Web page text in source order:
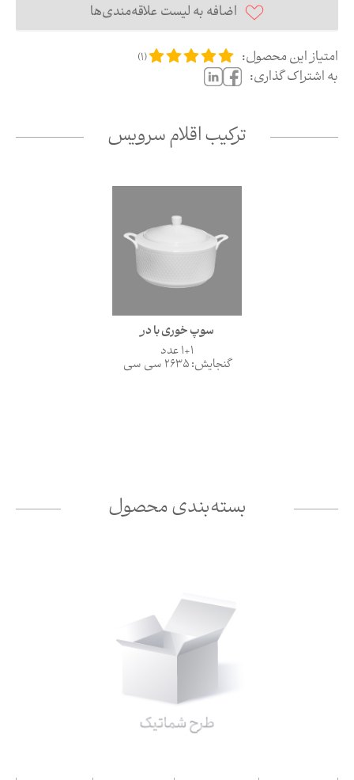
اضافه به لیست علاقه‌مندی‌ها
امتیاز این محصول:
(
1
)
به اشتراک گذاری:
ترکیب اقلام سرویس
سوپ خوری با در
1+1 عدد
گنجایش: 2635 سی سی
بسته‌بندی محصول